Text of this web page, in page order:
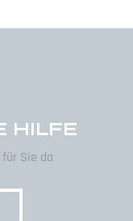
HILFE?
Sie da.